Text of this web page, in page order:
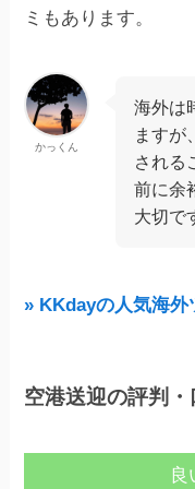
ミもあります。
かっくん
海外は
ますが
される
前に余
大切で
» KKdayの人気海外
空港送迎の評判・
良